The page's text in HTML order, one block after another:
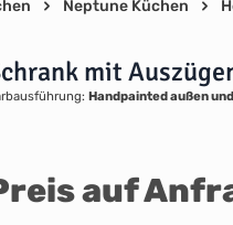
Neptune Küchen
mit
Handpainted außen
auf